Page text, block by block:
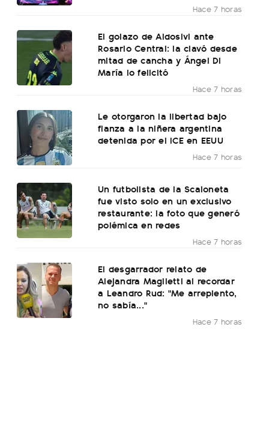
Hace 7 horas
El golazo de Aldosivi ante
Rosario Central: la clavó desde
mitad de cancha y Ángel Di
María lo felicitó
Hace 7 horas
Le otorgaron la libertad bajo
fianza a la niñera argentina
detenida por el ICE en EEUU
Hace 7 horas
Un futbolista de la Scaloneta
fue visto solo en un exclusivo
restaurante: la foto que generó
polémica en redes
Hace 7 horas
El desgarrador relato de
Alejandra Maglietti al recordar
a Leandro Rud: "Me arrepiento,
no sabía..."
Hace 7 horas